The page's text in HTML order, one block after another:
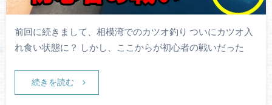
前回に続きまして、相模湾でのカツオ釣り ついにカツオ入
れ食い状態に？ しかし、ここからが初心者の戦いだった
続きを読む